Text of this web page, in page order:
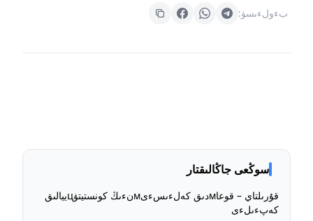
بءولءىسۋ:
سوڭعى جاڭالىقتار
قۇرىلتاي – قوعاмدىق كەلءىسءىмنءىڭ كونستيتۋцييالىق
كەپءىلءى